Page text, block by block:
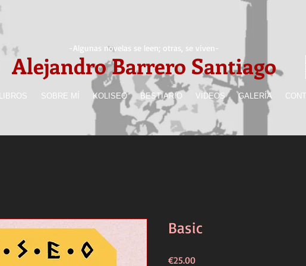
-Algunas novelas se leen; otras, se viven-
Alejandro Barrero Santiago
LIBROS SOBRE MÍ KOLISEO BESTIARIO VÍDEOS GALERÍA
Basic
€25.00Precio